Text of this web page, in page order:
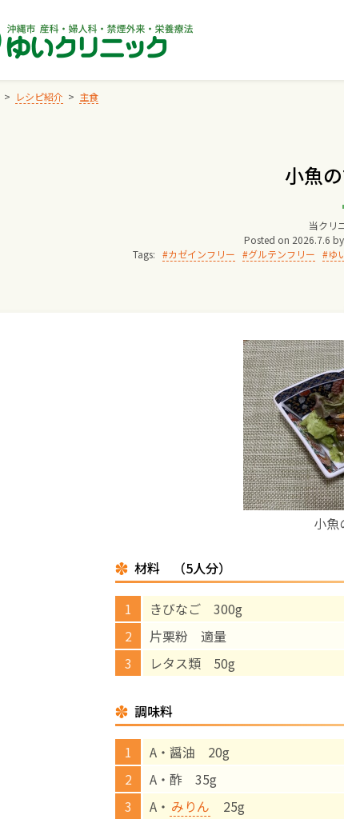
レシピ紹介 主食
小魚
当クリ
Posted on 2026.7.6 by
Tags:
カゼインフリー グルテンフリー ゆ
小魚
材料 （5人分）
きびなご 300g
片栗粉 適量
レタス類 50g
調味料
A・醤油 20g
A・酢 35g
A・ みりん 25g
院長
ゆいク
親と
‘さんルーム’
遠方にお住まいで